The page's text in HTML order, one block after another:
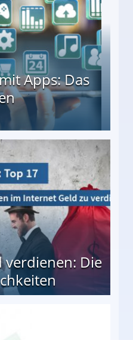
Apps: Das
Die